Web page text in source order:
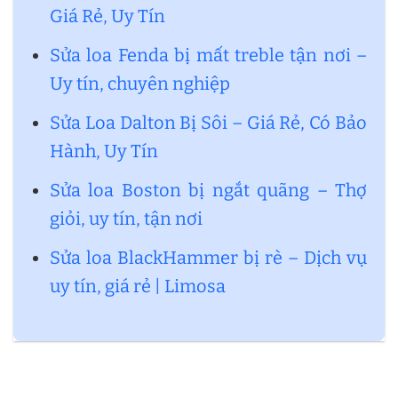
Giá Rẻ, Uy Tín
Sửa loa Fenda bị mất treble tận nơi –
Uy tín, chuyên nghiệp
Sửa Loa Dalton Bị Sôi – Giá Rẻ, Có Bảo
Hành, Uy Tín
Sửa loa Boston bị ngắt quãng – Thợ
giỏi, uy tín, tận nơi
Sửa loa BlackHammer bị rè – Dịch vụ
uy tín, giá rẻ | Limosa